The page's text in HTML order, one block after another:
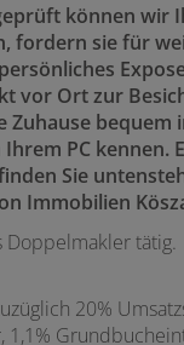
können wir
fordern sie für
vor Ort zur
Zuhause bequem
PC kennen.
Sie
Immobilien
Doppelmakler tätig.
20%